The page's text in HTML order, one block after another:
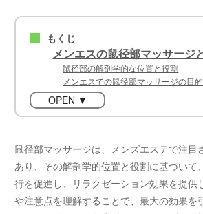
■ もくじ
メンエスの鼠径部マッサージ
鼠径部の解剖学的な位置と役割
メンエスでの鼠径部マッサージの目的
OPEN ▼
鼠径部マッサージは、メンズエステで注目
あり、その解剖学的位置と役割に基づいて
行を促進し、リラクゼーション効果を提供
や注意点を理解することで、最大の効果を